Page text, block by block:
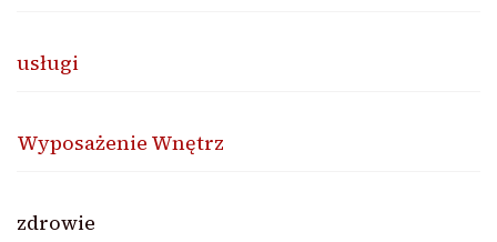
usługi
Wyposażenie Wnętrz
zdrowie